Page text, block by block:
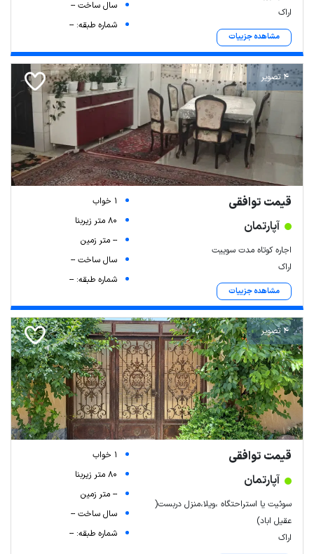
اراک
مشاهده جزییات
سال ساخت --
شماره طبقه: --
4 تصویر
قیمت توافقی
آپارتمان
اجاره کوتاه مدت سوییت
اراک
مشاهده جزییات
1 خواب
80 متر زیربنا
-- متر زمین
سال ساخت --
شماره طبقه: --
4 تصویر
قیمت توافقی
آپارتمان
سوئیت یا استراحتگاه ،ویلا،منزل دربست(
عقیل اباد)
اراک
1 خواب
80 متر زیربنا
-- متر زمین
سال ساخت --
شماره طبقه: --